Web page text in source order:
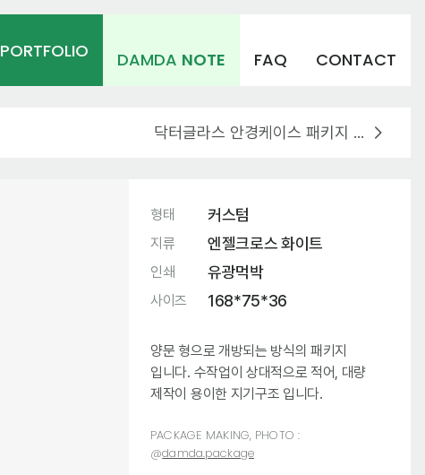
PORTFOLIO DAMDA NOTE FAQ CONTACT
닥터글라스 안경케이스 패키지 제작
형태 커스텀
지류 엔젤크로스 화이트
인쇄 유광먹박
사이즈 168*75*36
양문 형으로 개방되는 방식의 패키지
입니다. 수작업이 상대적으로 적어, 대량
제작이 용이한 지기구조 입니다.
PACKAGE MAKING, PHOTO :
@damda.package